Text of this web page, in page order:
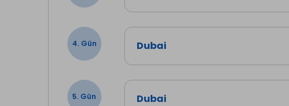
4. Gün Dubai
5. Gün Dubai